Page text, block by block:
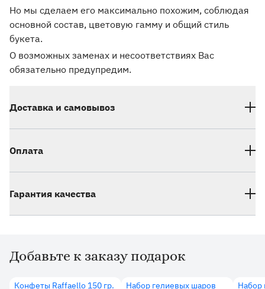
Но мы сделаем его максимально похожим, соблюдая
основной состав, цветовую гамму и общий стиль
букета.
О возможных заменах и несоответствиях Вас
обязательно предупредим.
Доставка и самовывоз
Оплата
Гарантия качества
Дополнительные товары
Добавьте к заказу подарок
Конфеты Raffaello 150 гр.
Набор гелиевых шаров
Набор